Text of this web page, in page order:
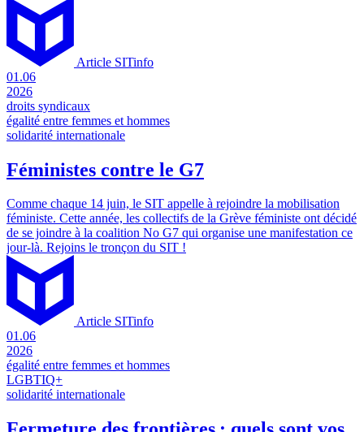
Article SITinfo
01.06
2026
droits syndicaux
égalité entre femmes et hommes
solidarité internationale
Féministes contre le G7
Comme chaque 14 juin, le SIT appelle à rejoindre la mobilisation
féministe. Cette année, les collectifs de la Grève féministe ont décidé
de se joindre à la coalition No G7 qui organise une manifestation ce
jour-là. Rejoins le tronçon du SIT !
Article SITinfo
01.06
2026
égalité entre femmes et hommes
LGBTIQ+
solidarité internationale